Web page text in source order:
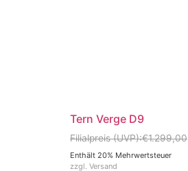
Tern Verge D9
€1.299,00
Enthält 20% Mehrwertsteuer
zzgl. Versand